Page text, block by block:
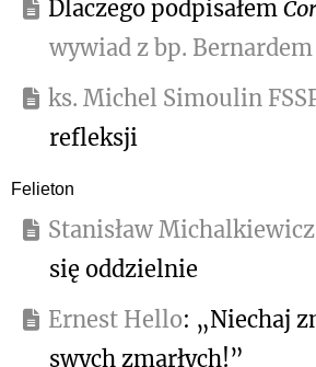
Dlaczego podpisałem
wywiad z bp.
ks. Michel Simoulin
refleksji
Felieton
Stanisław Michalkiewicz
się oddzielnie
Ernest Hello: „Niechaj
swych zmarłych!”